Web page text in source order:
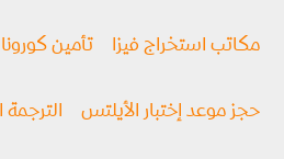
مكاتب استخراج فيزا تأمين كورونا
حجز موعد إختبار الأيلتس